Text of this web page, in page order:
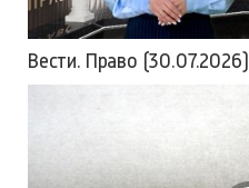
Вести. Право (30.07.2026)